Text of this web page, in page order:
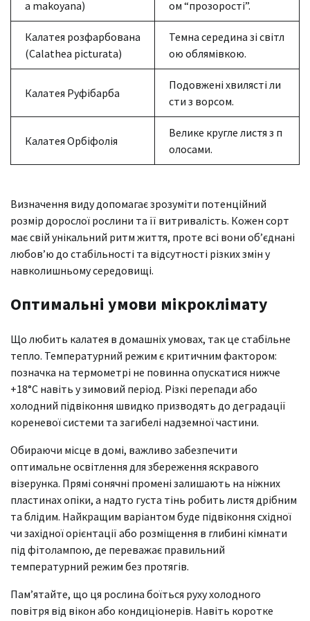
a makoyana) ом “прозорості”.
Калатея розфарбована
(Calathea picturata)
Темна середина зі світл
ою облямівкою.
Калатея Руфібарба
Подовжені хвилясті ли
сти з ворсом.
Калатея Орбіфолія
Велике кругле листя з п
олосами.
Визначення виду допомагає зрозуміти потенційний
розмір дорослої рослини та її витривалість. Кожен сорт
має свій унікальний ритм життя, проте всі вони об’єднані
любов’ю до стабільності та відсутності різких змін у
навколишньому середовищі.
Оптимальні умови мікроклімату
Що любить калатея в домашніх умовах, так це стабільне
тепло. Температурний режим є критичним фактором:
позначка на термометрі не повинна опускатися нижче
+18°С навіть у зимовий період. Різкі перепади або
холодний підвіконня швидко призводять до деградації
кореневої системи та загибелі надземної частини.
Обираючи місце в домі, важливо забезпечити
оптимальне освітлення для збереження яскравого
візерунка. Прямі сонячні промені залишають на ніжних
пластинах опіки, а надто густа тінь робить листя дрібним
та блідим. Найкращим варіантом буде підвіконня східної
чи західної орієнтації або розміщення в глибині кімнати
під фітолампою, де переважає правильний
температурний режим без протягів.
Пам’ятайте, що ця рослина боїться руху холодного
повітря від вікон або кондиціонерів. Навіть коротке